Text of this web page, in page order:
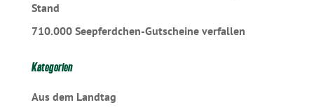
Stand
710.000 Seepferdchen-Gutscheine verfallen
Kategorien
Aus dem Landtag